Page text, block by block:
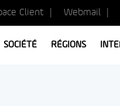
Client Webmail
SOCIÉTÉ RÉGIONS